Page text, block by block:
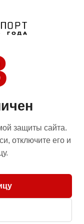
защиты сайта.
отключите его и